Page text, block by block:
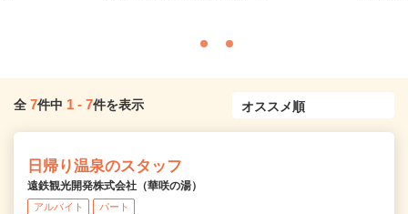
全 7件中 1 - 7件を表示
日帰り温泉のスタッフ
遠鉄観光開発株式会社（華咲の湯）
アルバイト パート